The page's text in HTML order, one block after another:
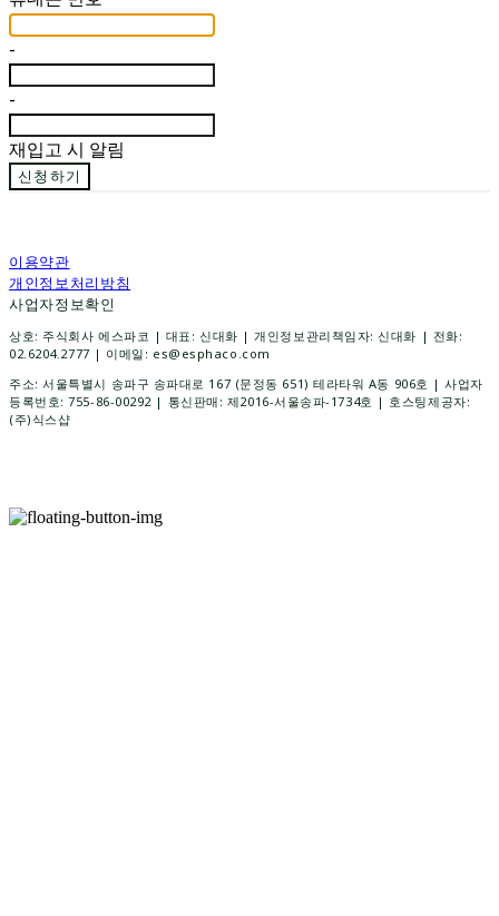
-
-
재입고 시 알림
신청하기
이용약관
개인정보처리방침
사업자정보확인
상호: 주식회사 에스파코 | 대표: 신대화 | 개인정보관리책임자: 신대화 | 전화:
02.6204.2777 | 이메일: es@esphaco.com
주소: 서울특별시 송파구 송파대로 167 (문정동 651) 테라타워 A동 906호 | 사업자
등록번호:755-86-00292| 통신판매: 제2016-서울송파-1734호 | 호스팅제공자:
(주)식스샵